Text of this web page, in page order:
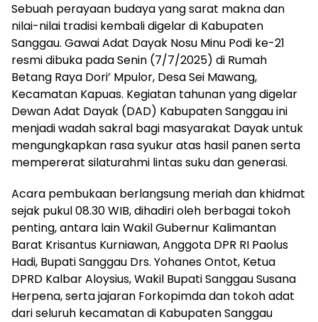
Sebuah perayaan budaya yang sarat makna dan
nilai-nilai tradisi kembali digelar di Kabupaten
Sanggau. Gawai Adat Dayak Nosu Minu Podi ke-21
resmi dibuka pada Senin (7/7/2025) di Rumah
Betang Raya Dori’ Mpulor, Desa Sei Mawang,
Kecamatan Kapuas. Kegiatan tahunan yang digelar
Dewan Adat Dayak (DAD) Kabupaten Sanggau ini
menjadi wadah sakral bagi masyarakat Dayak untuk
mengungkapkan rasa syukur atas hasil panen serta
mempererat silaturahmi lintas suku dan generasi.
Acara pembukaan berlangsung meriah dan khidmat
sejak pukul 08.30 WIB, dihadiri oleh berbagai tokoh
penting, antara lain Wakil Gubernur Kalimantan
Barat Krisantus Kurniawan, Anggota DPR RI Paolus
Hadi, Bupati Sanggau Drs. Yohanes Ontot, Ketua
DPRD Kalbar Aloysius, Wakil Bupati Sanggau Susana
Herpena, serta jajaran Forkopimda dan tokoh adat
dari seluruh kecamatan di Kabupaten Sanggau